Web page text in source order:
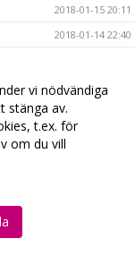
2018-01-15 20:11
2018-01-14 22:40
2018-01-06 15:00
2018-01-06 10:32
2018-01-05 23:10
vi nödvändiga
stänga av.
t.ex. för
om du vill